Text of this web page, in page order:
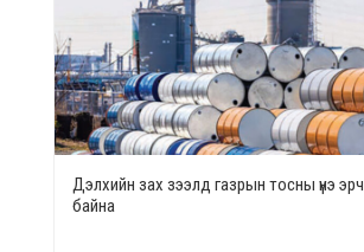
Дэлхийн зах зээлд газрын тосны үнэ
байна